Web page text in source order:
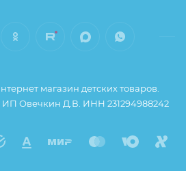
магазин детских товаров.
Овечкин Д.В. ИНН 231294988242